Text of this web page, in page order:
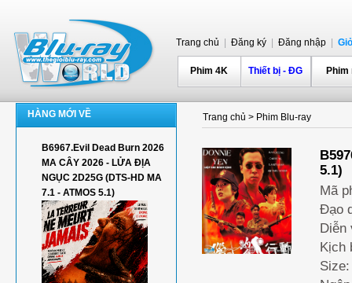
Trang chủ Đăng ký Đăng nhập
Phim 4K Thiết bị - ĐG
HÀNG MỚI VỀ
B6967.Evil Dead Burn 2026
MA CÂY 2026 - LỬA ĐỊA
NGỤC 2D25G (DTS-HD MA
7.1 - ATMOS 5.1)
Trang chủ > Phim Blu-ray
5.1)
Mã
Đạo
Diễn
Kịch